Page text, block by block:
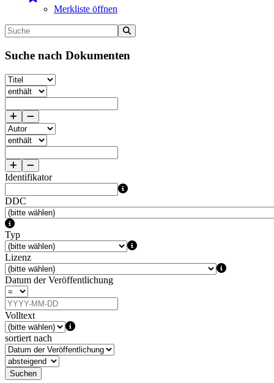
Merkliste öffnen
Suche nach Dokumenten
Identifikator
DDC
Typ
Lizenz
Datum der Veröffentlichung
Volltext
sortiert nach
Suchen